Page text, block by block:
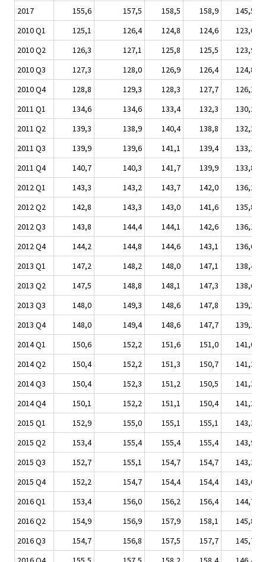
2017
155,6 157,5 158,5 158,9
145,5
2010 Q1
125,1 126,4 124,8 124,6
123,0
2010 Q2
126,3 127,1 125,8 125,5
123,9
2010 Q3
127,3 128,0 126,9 126,4
124,8
2010 Q4
128,8 129,3 128,3 127,7
126,1
2011 Q1
134,6 134,6 133,4 132,3
130,2
2011 Q2
139,3 138,9 140,4 138,8
132,3
2011 Q3
139,9 139,6 141,1 139,4
133,1
2011 Q4
140,7 140,3 141,7 139,9
133,8
2012 Q1
143,3 143,2 143,7 142,0
136,2
2012 Q2
142,8 143,3 143,0 141,6
135,8
2012 Q3
143,8 144,4 144,1 142,6
136,1
2012 Q4
144,2 144,8 144,6 143,1
136,6
2013 Q1
147,2 148,2 148,0 147,1
138,4
2013 Q2
147,5 148,8 148,1 147,3
138,6
2013 Q3
148,0 149,3 148,6 147,8
139,1
2013 Q4
148,0 149,4 148,6 147,7
139,1
2014 Q1
150,6 152,2 151,6 151,0
141,0
2014 Q2
150,4 152,2 151,3 150,7
141,3
2014 Q3
150,4 152,3 151,2 150,5
141,3
2014 Q4
150,1 152,2 151,1 150,4
141,2
2015 Q1
152,9 155,0 155,1 155,1
143,3
2015 Q2
153,4 155,4 155,4 155,4
143,9
2015 Q3
152,7 155,1 154,7 154,7
143,3
2015 Q4
152,2 154,7 154,4 154,4
143,0
2016 Q1
153,4 156,0 156,2 156,4
144,7
2016 Q2
154,9 156,9 157,9 158,1
145,8
2016 Q3
154,7 156,8 157,5 157,7
145,7